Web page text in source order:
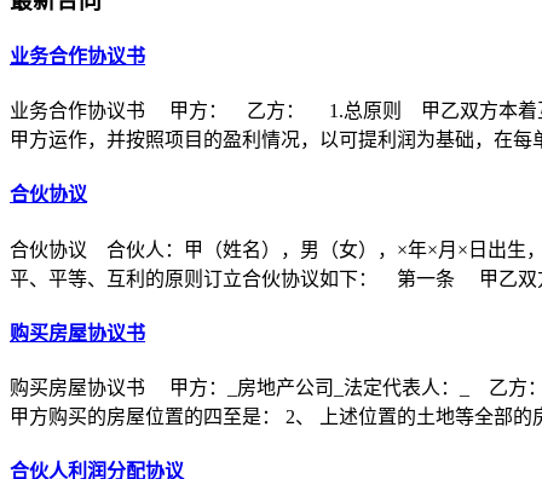
业务合作协议书
业务合作协议书 甲方： 乙方： 1.总原则 甲乙双方本着互
甲方运作，并按照项目的盈利情况，以可提利润为基础，在每
合伙协议
合伙协议 合伙人：甲（姓名），男（女），×年×月×日出
平、平等、互利的原则订立合伙协议如下： 第一条 甲乙双
购买房屋协议书
购买房屋协议书 甲方：_房地产公司_法定代表人：_ 乙方
甲方购买的房屋位置的四至是： 2、 上述位置的土地等全部的
合伙人利润分配协议